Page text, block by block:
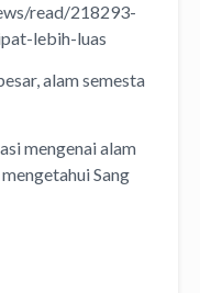
read/218293-
lebih-luas
alam semesta
mengenai alam
Sang